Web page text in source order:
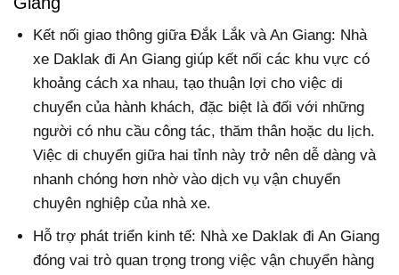
Kết nối giao thông giữa Đắk Lắk và An Giang: Nhà
xe Daklak đi An Giang giúp kết nối các khu vực có
khoảng cách xa nhau, tạo thuận lợi cho việc di
chuyển của hành khách, đặc biệt là đối với những
người có nhu cầu công tác, thăm thân hoặc du lịch.
Việc di chuyển giữa hai tỉnh này trở nên dễ dàng và
nhanh chóng hơn nhờ vào dịch vụ vận chuyển
chuyên nghiệp của nhà xe.
Hỗ trợ phát triển kinh tế: Nhà xe Daklak đi An Giang
đóng vai trò quan trọng trong việc vận chuyển hàng